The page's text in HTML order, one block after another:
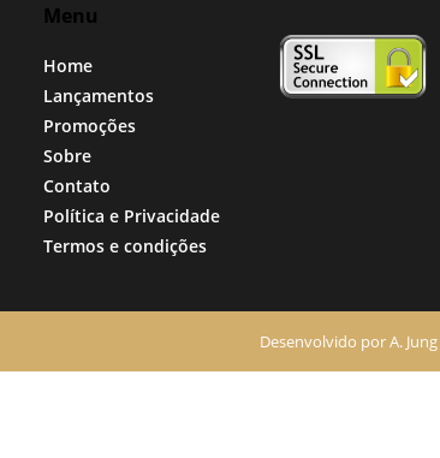
Menu
Home
Lançamentos
Promoções
Sobre
Contato
Política e Privacidade
Termos e condições
Desenvolvido porA. Jung